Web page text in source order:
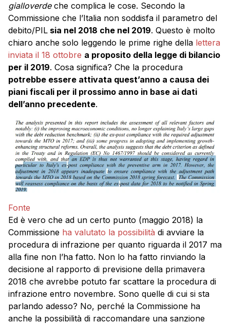
gialloverdeche complica le cose. Secondo la
Commissione che l’Italia non soddisfa il parametro del
debito/PIL sia nel 2018 che nel 2019. Questo è molto
chiaro anche solo leggendo le prime righe della lettera
inviata il 18 ottobre a proposito della legge di bilancio
per il 2019. Cosa significa? Che la procedura
potrebbe essere attivata quest’anno a causa dei
piani fiscali per il prossimo anno in base ai dati
dell’anno precedente.
Fonte
Ed è vero che ad un certo punto (maggio 2018) la
Commissione ha valutato la possibilità di avviare la
procedura di infrazione per quanto riguarda il 2017 ma
alla fine non l’ha fatto. Non lo ha fatto rinviando la
decisione al rapporto di previsione della primavera
2018 che avrebbe potuto far scattare la procedura di
infrazione entro novembre. Sono quelle di cui si sta
parlando adesso? No, perché la Commissione ha
anche la possibilità di raccomandare una sanzione